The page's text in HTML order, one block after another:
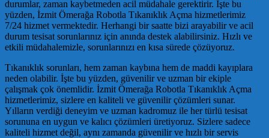
durumlar, zaman kaybetmeden acil müdahale gerektirir. İşte bu
yüzden, İzmit Ömerağa Robotla Tıkanıklık Açma hizmetlerimiz
7/24 hizmet vermektedir. Herhangi bir saatte bizi arayabilir ve acil
durum tesisat sorunlarınız için anında destek alabilirsiniz. Hızlı ve
etkili müdahalemizle, sorunlarınızı en kısa sürede çözüyoruz.
Tıkanıklık sorunları, hem zaman kaybına hem de maddi kayıplara
neden olabilir. İşte bu yüzden, güvenilir ve uzman bir ekiple
çalışmak çok önemlidir. İzmit Ömerağa Robotla Tıkanıklık Açma
hizmetlerimiz, sizlere en kaliteli ve güvenilir çözümleri sunar.
Yılların verdiği deneyim ve uzman kadromuz ile her türlü tesisat
sorununa en uygun ve kalıcı çözümleri üretiyoruz. Sizlere sadece
kaliteli hizmet değil, aynı zamanda güvenilir ve hızlı bir servis